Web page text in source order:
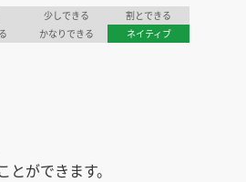
少しできる
割とできる
かなりできる ネイティブ
ができます。